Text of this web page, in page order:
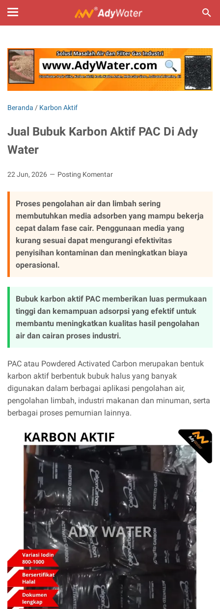
Beranda / Karbon Aktif
Jual Bubuk Karbon Aktif PAC Di Ady
Water
22 Jun, 2026 Posting Komentar
Proses pengolahan air dan limbah sering
membutuhkan media adsorben yang mampu bekerja
cepat dalam fase cair. Penggunaan media yang
kurang sesuai dapat mengurangi efektivitas
penyisihan kontaminan dan meningkatkan biaya
operasional.
Bubuk karbon aktif PAC memberikan luas permukaan
tinggi dan kemampuan adsorpsi yang efektif untuk
membantu meningkatkan kualitas hasil pengolahan
air dan cairan proses industri.
PAC atau Powdered Activated Carbon merupakan bentuk
karbon aktif berbentuk bubuk halus yang banyak
digunakan dalam berbagai aplikasi pengolahan air,
pengolahan limbah, industri makanan dan minuman, serta
berbagai proses pemurnian lainnya.